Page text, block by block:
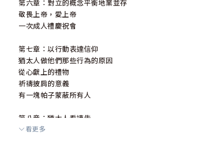
第六章：對立的概念平衡地業並存
敬畏上帝，愛上帝
一次成人禮慶祝會
第七章：以行動表達信仰
猶太人做他們那些行為的原因
從心獻上的禮物
祈禱披肩的意義
有一塊帕子蒙蔽所有人
第八章：猶太人看禱告
哈拿的禱告
看更多